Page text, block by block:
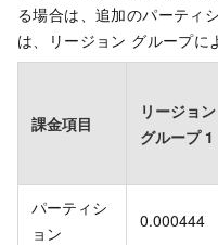
る場合は、追加のパーティ
は、リージョン グループに
課金項目
リージョン
グループ 1
パーティシ
ョン
0.000444